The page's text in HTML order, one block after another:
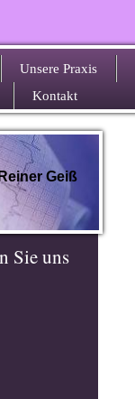
Unsere Praxis
Kontakt
Geiß
Sie uns